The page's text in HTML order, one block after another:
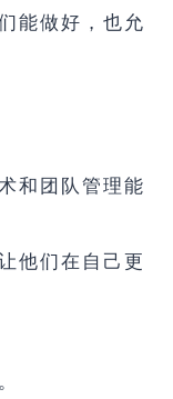
能做好，也允
和团队管理能
他们在自己更